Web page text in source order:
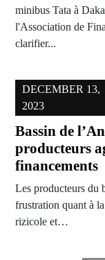
minibus Tata à
l'Association de
clarifier...
DECEMBER 13,
2023
Bassin de
producteurs
financements
Les producteurs du
frustration quant à
rizicole et…